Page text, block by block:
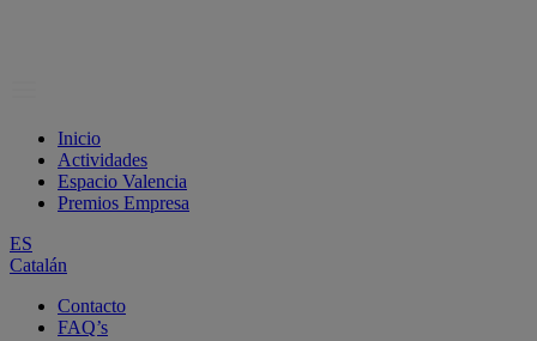
Inicio
Actividades
Espacio Valencia
Premios Empresa
ES
Catalán
Contacto
FAQ’s